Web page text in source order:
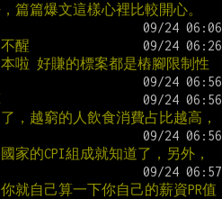
篇篇爆文這樣心裡比較開心。
醒
啦 好賺的標案都是樁腳限制性
，越窮的人飲食消費占比越高，
家的CPI組成就知道了，另外，
就自己算一下你自己的薪資PR值